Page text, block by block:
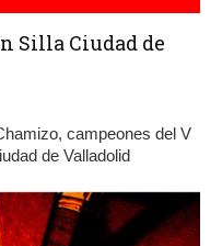
Silla Ciudad de
campeones del V
de Valladolid